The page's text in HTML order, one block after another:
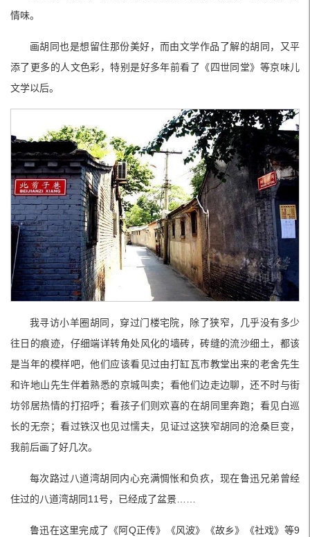
情味。
画胡同也是想留住那份美好，而由文学作品了解的胡同，又平
添了更多的人文色彩，特别是好多年前看了《四世同堂》等京味儿
文学以后。
我寻访小羊圈胡同，穿过门楼宅院，除了狭窄，几乎没有多少
往日的痕迹，仔细端详转角处风化的墙砖，砖缝的流沙细土，都该
是当年的模样吧，他们应该看见过由打缸瓦市教堂出来的老舍先生
和许地山先生伴着熟悉的京城叫卖；看他们边走边聊，还不时与街
坊邻居热情的打招呼；看孩子们则欢喜的在胡同里奔跑；看见白巡
长的无奈；看过铁汉也见过懦夫，见证过这狭窄胡同的沧桑巨变，
我前后画了好几次。
每次路过八道湾胡同内心充满惆怅和负疚，现在鲁迅兄弟曾经
住过的八道湾胡同11号，已经成了盆景……
鲁迅在这里完成了《阿Q正传》《风波》《故乡》《社戏》等9